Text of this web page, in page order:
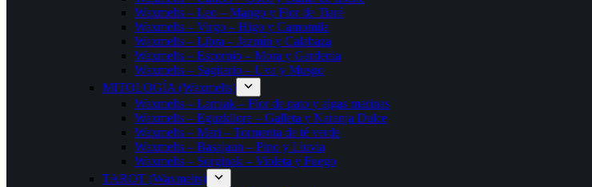
Waxmelts – Leo – Mango y Flor de Tiaré
Waxmelts – Virgo – Higo y Camomila
Waxmelts – Libra – Jazmín y Calabaza
Waxmelts – Escorpio – Mora y Gardenia
Waxmelts – Sagitario – Uva y Musgo
MITOLOGÍA (Waxmelts)
Waxmelts – Lamiak – Flor de pato y algas marinas
Waxmelts – Eguzkilore – Galleta y Naranja Dulce
Waxmelts – Mari – Tormenta de té verde
Waxmelts – Basajaun – Pino y Lluvia
Waxmelts – Sorginak – Violeta y Fuego
TAROT (Waxmelts)